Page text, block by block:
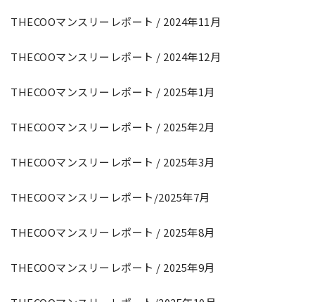
THECOOマンスリーレポート / 2024年11月
THECOOマンスリーレポート / 2024年12月
THECOOマンスリーレポート / 2025年1月
THECOOマンスリーレポート / 2025年2月
THECOOマンスリーレポート / 2025年3月
THECOOマンスリーレポート/2025年7月
THECOOマンスリーレポート / 2025年8月
THECOOマンスリーレポート / 2025年9月